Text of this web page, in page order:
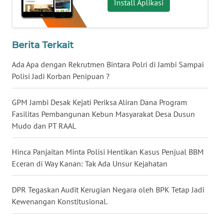
Install Aplikasi
Berita Terkait
Ada Apa dengan Rekrutmen Bintara Polri di Jambi Sampai
Polisi Jadi Korban Penipuan ?
GPM Jambi Desak Kejati Periksa Aliran Dana Program
Fasilitas Pembangunan Kebun Masyarakat Desa Dusun
Mudo dan PT RAAL
Hinca Panjaitan Minta Polisi Hentikan Kasus Penjual BBM
Eceran di Way Kanan: Tak Ada Unsur Kejahatan
DPR Tegaskan Audit Kerugian Negara oleh BPK Tetap Jadi
Kewenangan Konstitusional.
WN
WN
SUMBAR
WN
WN
WN
JATENG